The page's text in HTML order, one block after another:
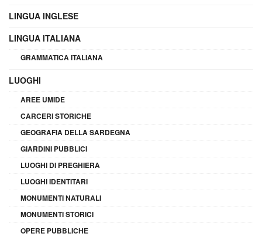
LINGUA INGLESE
LINGUA ITALIANA
GRAMMATICA ITALIANA
LUOGHI
AREE UMIDE
CARCERI STORICHE
GEOGRAFIA DELLA SARDEGNA
GIARDINI PUBBLICI
LUOGHI DI PREGHIERA
LUOGHI IDENTITARI
MONUMENTI NATURALI
MONUMENTI STORICI
OPERE PUBBLICHE